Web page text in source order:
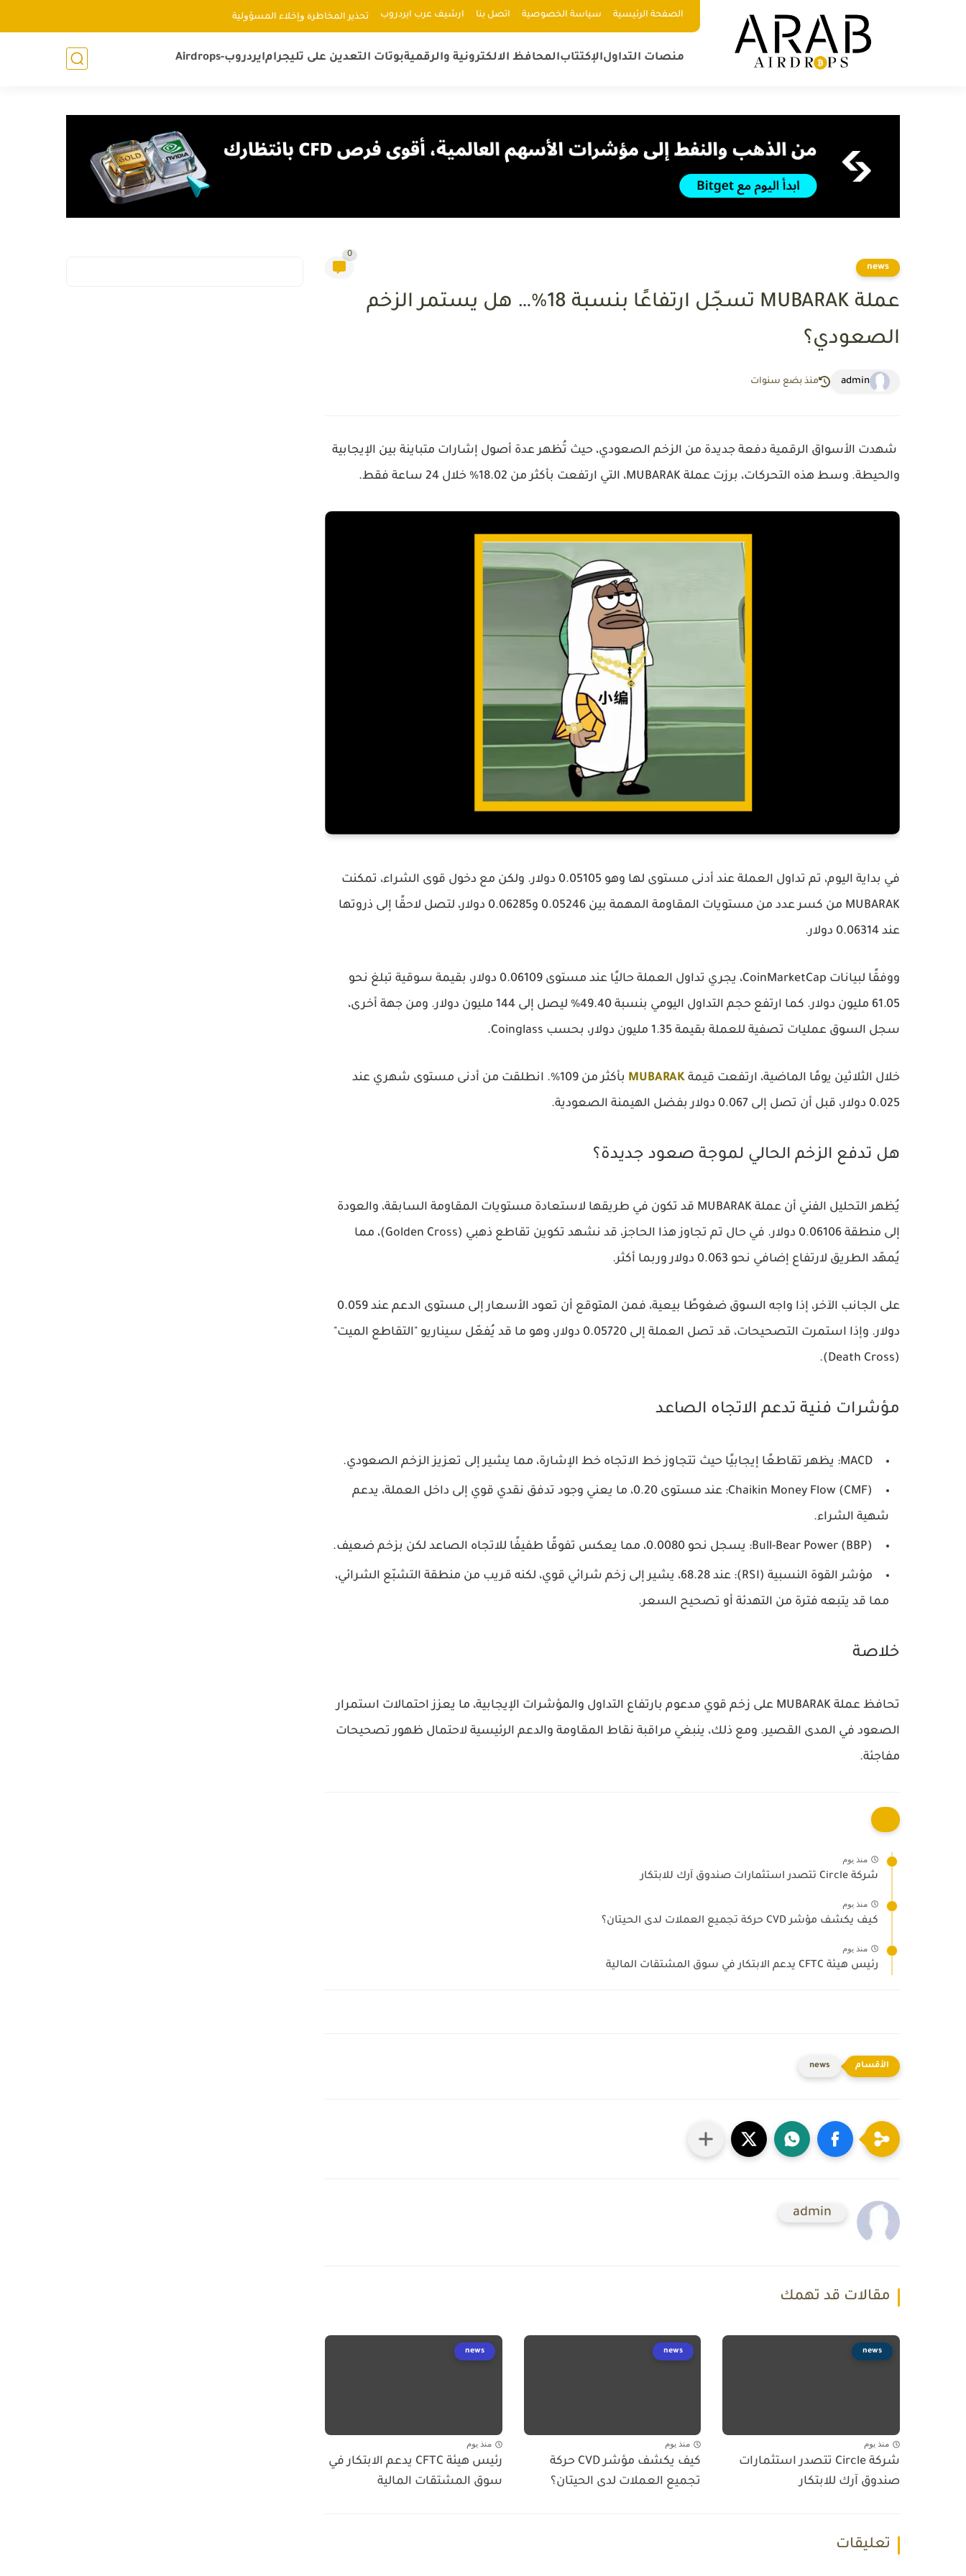
الصفحة الرئيسية سياسة الخصوصية اتصل بنا ارشيف عرب ايردروب ﺗﺤﺬﻳﺮ اﻟﻤﺨﺎﻃﺮﺓ ﻭإﺧﻼء اﻟﻤﺴﺆﻭﻟﻴﺔ
منصات التداولالإكتتابالمحافظ الالكترونية والرقميةبوتات التعدين على تليجرامايردروب-Airdrops
news
0
عملة MUBARAK تسجّل ارتفاعًا بنسبة 18%… هل يستمر الزخم
الصعودي؟
admin منذ بضع سنوات
شهدت الأسواق الرقمية دفعة جديدة من الزخم الصعودي، حيث تُظهر عدة أصول إشارات متباينة بين الإيجابية
والحيطة. وسط هذه التحركات، برزت عملة MUBARAK، التي ارتفعت بأكثر من 18.02% خلال 24 ساعة فقط.
في بداية اليوم، تم تداول العملة عند أدنى مستوى لها وهو 0.05105 دولار. ولكن مع دخول قوى الشراء، تمكنت
MUBARAK من كسر عدد من مستويات المقاومة المهمة بين 0.05246 و0.06285 دولار، لتصل لاحقًا إلى ذروتها
عند 0.06314 دولار.
ووفقًا لبيانات CoinMarketCap، يجري تداول العملة حاليًا عند مستوى 0.06109 دولار، بقيمة سوقية تبلغ نحو
61.05 مليون دولار. كما ارتفع حجم التداول اليومي بنسبة 49.40% ليصل إلى 144 مليون دولار. ومن جهة أخرى،
سجل السوق عمليات تصفية للعملة بقيمة 1.35 مليون دولار، بحسب Coinglass.
خلال الثلاثين يومًا الماضية، ارتفعت قيمة MUBARAK
بأكثر من 109%. انطلقت من أدنى مستوى شهري عند
0.025 دولار، قبل أن تصل إلى 0.067 دولار بفضل الهيمنة الصعودية.
هل تدفع الزخم الحالي لموجة صعود جديدة؟
يُظهر التحليل الفني أن عملة MUBARAK قد تكون في طريقها لاستعادة مستويات المقاومة السابقة، والعودة
إلى منطقة 0.06106 دولار. في حال تم تجاوز هذا الحاجز، قد نشهد تكوين تقاطع ذهبي (Golden Cross)، مما
يُمهّد الطريق لارتفاع إضافي نحو 0.063 دولار وربما أكثر.
على الجانب الآخر، إذا واجه السوق ضغوطًا بيعية، فمن المتوقع أن تعود الأسعار إلى مستوى الدعم عند 0.059
دولار. وإذا استمرت التصحيحات، قد تصل العملة إلى 0.05720 دولار، وهو ما قد يُفعّل سيناريو "التقاطع الميت"
(Death Cross).
مؤشرات فنية تدعم الاتجاه الصاعد
MACD: يظهر تقاطعًا إيجابيًا حيث تتجاوز خط الاتجاه خط الإشارة، مما يشير إلى تعزيز الزخم الصعودي.
Chaikin Money Flow (CMF)
: عند مستوى 0.20، ما يعني وجود تدفق نقدي قوي إلى داخل العملة، يدعم
شهية الشراء.
Bull-Bear Power (BBP): يسجل نحو 0.0080، مما يعكس تفوقًا طفيفًا للاتجاه الصاعد لكن بزخم ضعيف.
مؤشر القوة النسبية (RSI)
: عند 68.28، يشير إلى زخم شرائي قوي، لكنه قريب من منطقة التشبّع الشرائي،
مما قد يتبعه فترة من التهدئة أو تصحيح السعر.
خلاصة
تحافظ عملة MUBARAK على زخم قوي مدعوم بارتفاع التداول والمؤشرات الإيجابية، ما يعزز احتمالات استمرار
الصعود في المدى القصير. ومع ذلك، ينبغي مراقبة نقاط المقاومة والدعم الرئيسية لاحتمال ظهور تصحيحات
مفاجئة.
منذ يوم
شركة Circle تتصدر استثمارات صندوق آرك للابتكار
منذ يوم
كيف يكشف مؤشر CVD حركة تجميع العملات لدى الحيتان؟
منذ يوم
رئيس هيئة CFTC يدعم الابتكار في سوق المشتقات المالية
news
admin
مقالات قد تهمك
news
منذ يوم
شركة Circle تتصدر استثمارات
صندوق آرك للابتكار
news
منذ يوم
كيف يكشف مؤشر CVD حركة
تجميع العملات لدى الحيتان؟
news
منذ يوم
رئيس هيئة CFTC يدعم الابتكار في
سوق المشتقات المالية
تعليقات